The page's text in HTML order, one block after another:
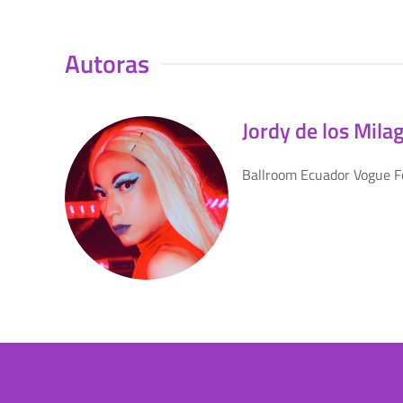
Autoras
Jordy de los
Ballroom Ecuador Vogue